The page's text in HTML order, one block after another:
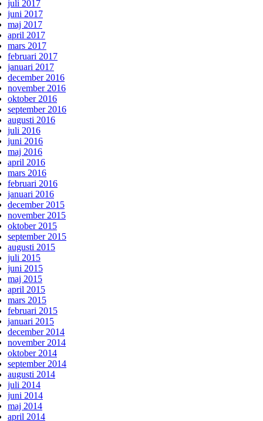
juli 2017
juni 2017
maj 2017
april 2017
mars 2017
februari 2017
januari 2017
december 2016
november 2016
oktober 2016
september 2016
augusti 2016
juli 2016
juni 2016
maj 2016
april 2016
mars 2016
februari 2016
januari 2016
december 2015
november 2015
oktober 2015
september 2015
augusti 2015
juli 2015
juni 2015
maj 2015
april 2015
mars 2015
februari 2015
januari 2015
december 2014
november 2014
oktober 2014
september 2014
augusti 2014
juli 2014
juni 2014
maj 2014
april 2014